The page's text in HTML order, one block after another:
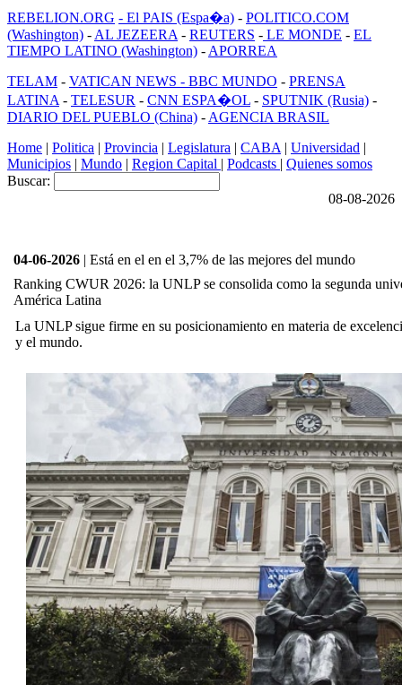
REBELION.ORG - El PAIS (Espa�a) - POLITICO.COM
(Washington) - AL JEZEERA - REUTERS - LE MONDE - EL
TIEMPO LATINO (Washington) - APORREA
TELAM - VATICAN NEWS - BBC MUNDO - PRENSA
LATINA - TELESUR - CNN ESPA�OL - SPUTNIK (Rusia) -
DIARIO DEL PUEBLO (China) - AGENCIA BRASIL
Home | Politica | Provincia | Legislatura | CABA | Universidad |
Municipios | Mundo | Region Capital | Podcasts | Quienes somos
Buscar:
08-08-2026
04-06-2026 | Está en el en el 3,7% de las mejores del mundo
Ranking CWUR 2026: la UNLP se consolida como la segunda
América Latina
La UNLP sigue firme en su posicionamiento en materia de
y el mundo.